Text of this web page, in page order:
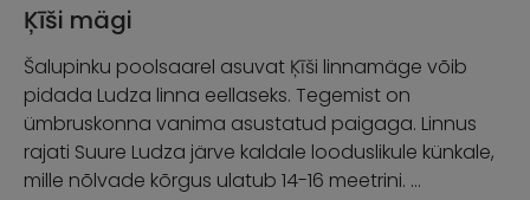
Ķīši mägi
Šalupinku poolsaarel asuvat Ķīši linnamäge võib
pidada Ludza linna eellaseks. Tegemist on
ümbruskonna vanima asustatud paigaga. Linnus
rajati Suure Ludza järve kaldale looduslikule künkale,
mille nõlvade kõrgus ulatub 14-16 meetrini. …